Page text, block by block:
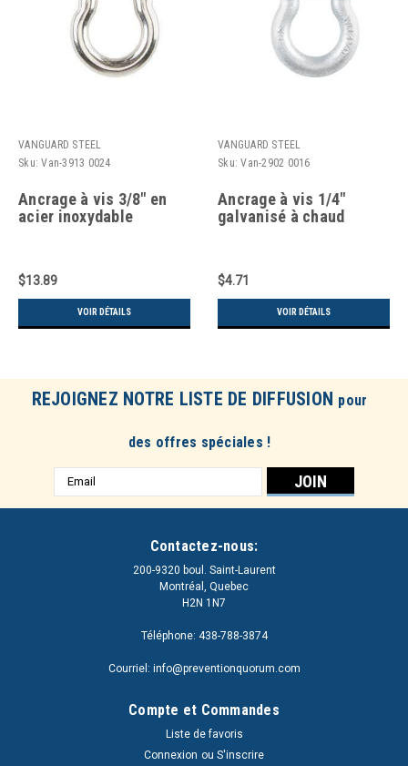
VANGUARD STEEL
Sku: Van-3913 0024
Ancrage à vis 3/8" en
acier inoxydable
$13.89
VOIR DÉTAILS
VANGUARD STEEL
Sku: Van-2902 0016
Ancrage à vis 1/4"
galvanisé à chaud
$4.71
VOIR DÉTAILS
REJOIGNEZ NOTRE LISTE DE DIFFUSION pour
des offres spéciales !
Adresse
e-
Contactez-nous:
200-9320 boul. Saint-Laurent
Montréal, Quebec
H2N 1N7
Téléphone: 438-788-3874
Courriel: info@preventionquorum.com
Compte et Commandes
Liste de favoris
Connexion ou S'inscrire